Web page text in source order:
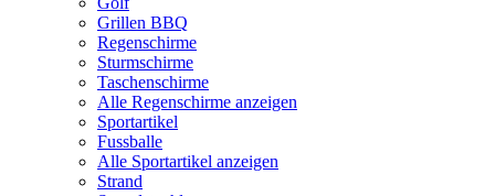
Grillen BBQ
Regenschirme
Sturmschirme
Taschenschirme
Alle Regenschirme anzeigen
Sportartikel
Fussballe
Alle Sportartikel anzeigen
Strand